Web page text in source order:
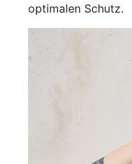
optimalen Schutz.